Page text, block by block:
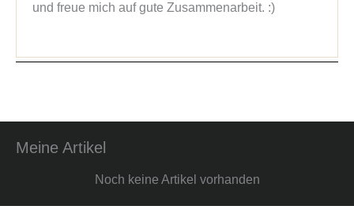
und freue mich auf gute Zusammenarbeit. :)
Meine Artikel
Noch keine Artikel vorhanden